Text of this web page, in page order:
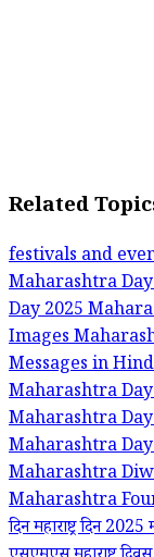
Related
festivals and
Maharashtra
Day 2025
Images
Messages in
Maharashtra
Maharashtra
Maharashtra
Maharashtra
Maharashtra
दिनमहाराष्ट्र दिन 2025